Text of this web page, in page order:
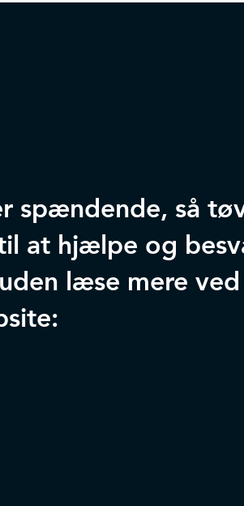
spændende, så
at hjælpe og
læse mere